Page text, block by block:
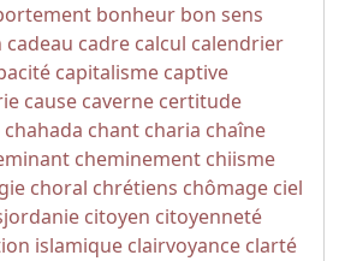
bonheur bon sens
cadeau cadre calcul calendrier
capitalisme captive
cause caverne certitude
chahada chant charia chaîne
cheminement chiisme
choral chrétiens chômage ciel
citoyen citoyenneté
islamique clairvoyance clarté